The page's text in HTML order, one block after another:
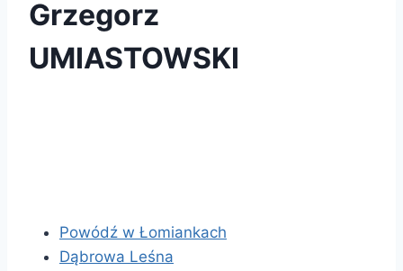
Grzegorz
UMIASTOWSKI
Powódź w Łomiankach
Dąbrowa Leśna